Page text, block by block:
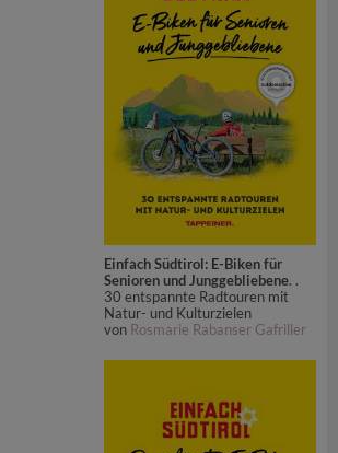
Einfach Südtirol: E-Biken für
Senioren und Junggebliebene. .
30 entspannte Radtouren mit
Natur- und Kulturzielen
von Rosmarie Rabanser Gafriller